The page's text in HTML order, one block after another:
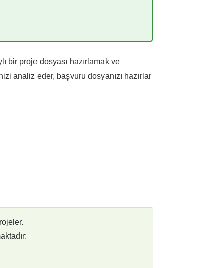
bir proje dosyası hazırlamak ve
analiz eder, başvuru dosyanızı hazırlar